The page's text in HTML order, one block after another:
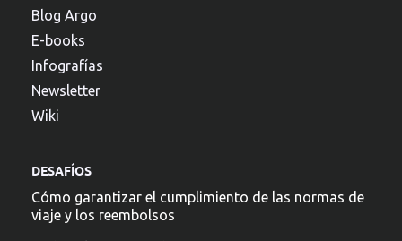
Blog Argo
E-books
Infografías
Newsletter
Wiki
DESAFÍOS
Cómo garantizar el cumplimiento de las normas de
viaje y los reembolsos